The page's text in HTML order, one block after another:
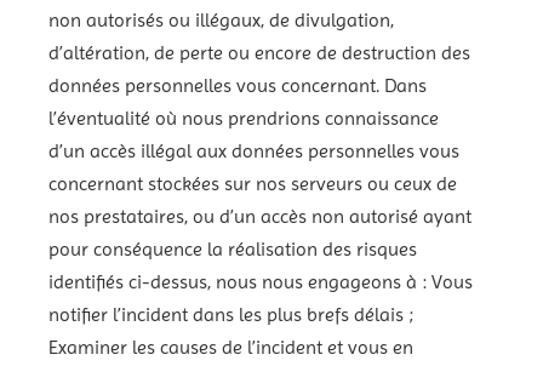
non autorisés ou illégaux, de divulgation,
d’altération, de perte ou encore de destruction des
données personnelles vous concernant. Dans
l’éventualité où nous prendrions connaissance
d’un accès illégal aux données personnelles vous
concernant stockées sur nos serveurs ou ceux de
nos prestataires, ou d’un accès non autorisé ayant
pour conséquence la réalisation des risques
identifiés ci-dessus, nous nous engageons à : Vous
notifier l’incident dans les plus brefs délais ;
Examiner les causes de l’incident et vous en